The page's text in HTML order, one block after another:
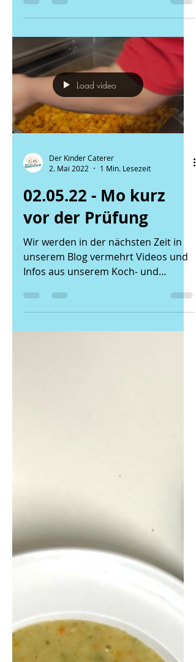
Load video
Der Kinder Caterer
2. Mai 2022
1 Min. Lesezeit
02.05.22 - Mo kurz
vor der Prüfung
Wir werden in der nächsten Zeit in
unserem Blog vermehrt Videos und
Infos aus unserem Koch- und
Spaß...